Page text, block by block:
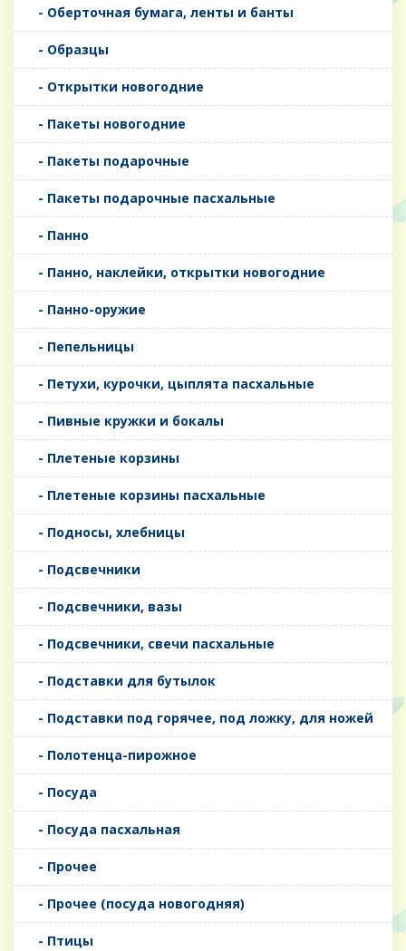
- Оберточная бумага, ленты и банты
- Образцы
- Открытки новогодние
- Пакеты новогодние
- Пакеты подарочные
- Пакеты подарочные пасхальные
- Панно
- Панно, наклейки, открытки новогодние
- Панно-оружие
- Пепельницы
- Петухи, курочки, цыплята пасхальные
- Пивные кружки и бокалы
- Плетеные корзины
- Плетеные корзины пасхальные
- Подносы, хлебницы
- Подсвечники
- Подсвечники, вазы
- Подсвечники, свечи пасхальные
- Подставки для бутылок
- Подставки под горячее, под ложку, для ножей
- Полотенца-пирожное
- Посуда
- Посуда пасхальная
- Прочее
- Прочее (посуда новогодняя)
- Птицы